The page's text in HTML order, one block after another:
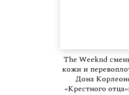
The Weeknd
кожи и
Дона
«Крестного